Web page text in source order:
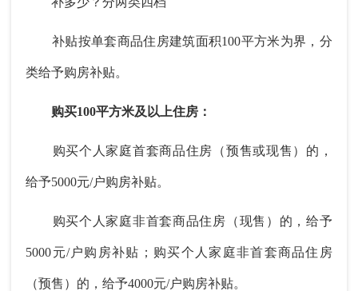
补贴按单套商品住房建筑面积100平方米为界，分
类给予购房补贴。
购买100平方米及以上住房：
购买个人家庭首套商品住房（预售或现售）的，
给予5000元/户购房补贴。
购买个人家庭非首套商品住房（现售）的，给予
5000元/户购房补贴；购买个人家庭非首套商品住房
（预售）的，给予4000元/户购房补贴。